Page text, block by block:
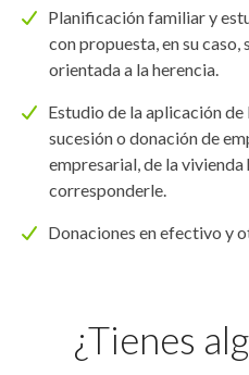
Planificación familiar y
con propuesta, en su
orientada a la herencia.
Estudio de la aplicación
sucesión o donación de
empresarial, de la
corresponderle.
Donaciones en efectivo y
¿Tienes